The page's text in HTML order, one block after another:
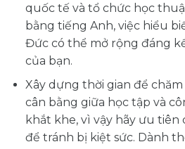
quốc tế và tổ chức học
bằng tiếng Anh, việc hiểu
Đức có thể mở rộng đáng
của bạn.
Xây dựng thời gian để chăm
cân bằng giữa học tập và
khắt khe, vì vậy hãy ưu tiên
để tránh bị kiệt sức. Dành